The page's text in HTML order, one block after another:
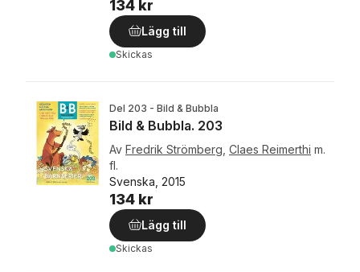
134 kr
Lägg till
Skickas
Del 203 - Bild & Bubbla
Bild & Bubbla. 203
Av Fredrik Strömberg Claes Reimerthi m.
fl.
Svenska, 2015
134 kr
Lägg till
Skickas